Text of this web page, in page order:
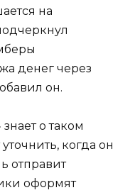
на
денег через
он.
о таком
когда он
отправит
оформят